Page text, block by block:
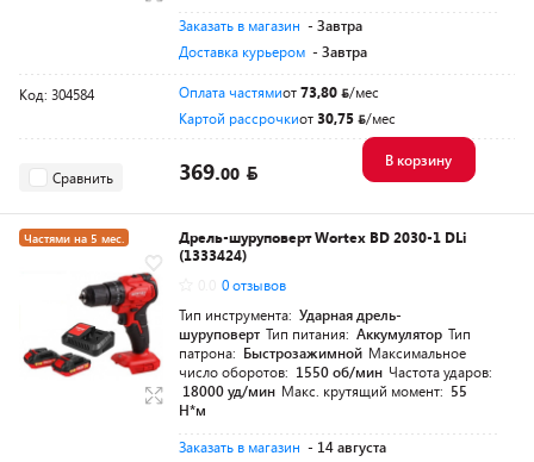
Заказать в магазин - Завтра
Доставка курьером - Завтра
Код: 304584 Оплата частямиот73,80
/мес
Картой рассрочкиот30,75 /мес
Сравнить 369.00
В корзину
Частями на 5 мес.
Дрель-шуруповерт Wortex BD 2030-1 DLi
(1333424)
0 отзывов
Тип инструмента: Ударная дрель-
шуруповерт Тип питания: Аккумулятор Тип
патрона: Быстрозажимной Максимальное
число оборотов: 1550 об/мин Частота ударов:
18000 уд/мин Макс. крутящий момент: 55
Н*м
Заказать в магазин - 14 августа